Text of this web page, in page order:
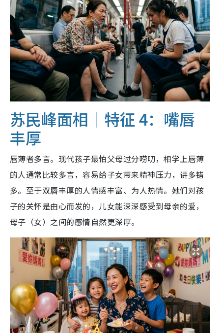
苏民峰面相｜特征 4：嘴唇
丰厚
唇薄者多言。现代孩子最怕父母过分唠叨，相学上唇薄
的人通常比较多言，容易给子女带来精神压力，讲多错
多。至于双唇丰厚的人情感丰富、为人热情。她们对孩
子的关怀是由心而发的，儿女能深深感受到母亲的爱，
母子（女）之间的感情自然更深厚。